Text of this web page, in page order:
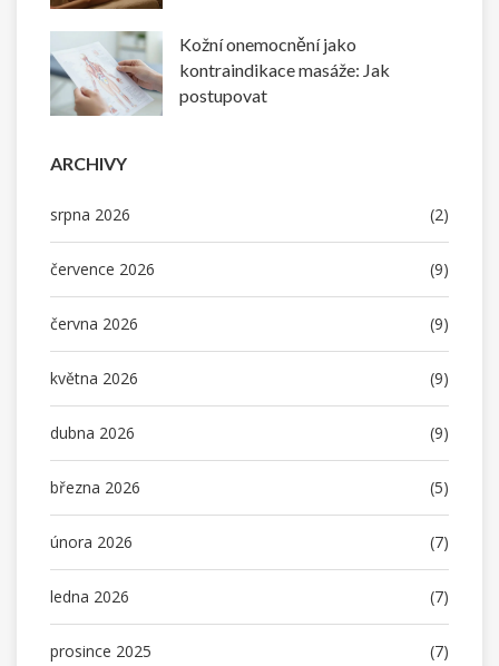
Kožní onemocnění jako
kontraindikace masáže: Jak
postupovat
ARCHIVY
srpna 2026 (2)
července 2026 (9)
června 2026 (9)
května 2026 (9)
dubna 2026 (9)
března 2026 (5)
února 2026 (7)
ledna 2026 (7)
prosince 2025 (7)